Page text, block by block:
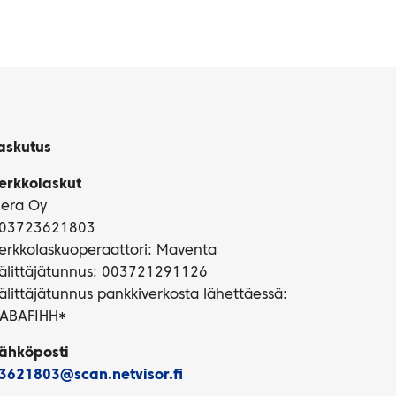
Oy
Maventa
003721291126
pankkiverkosta lähettäessä: